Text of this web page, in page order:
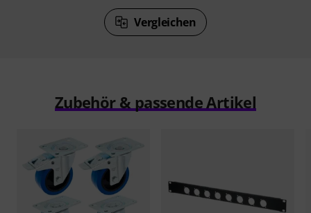
Vergleichen
Zubehör & passende Artikel